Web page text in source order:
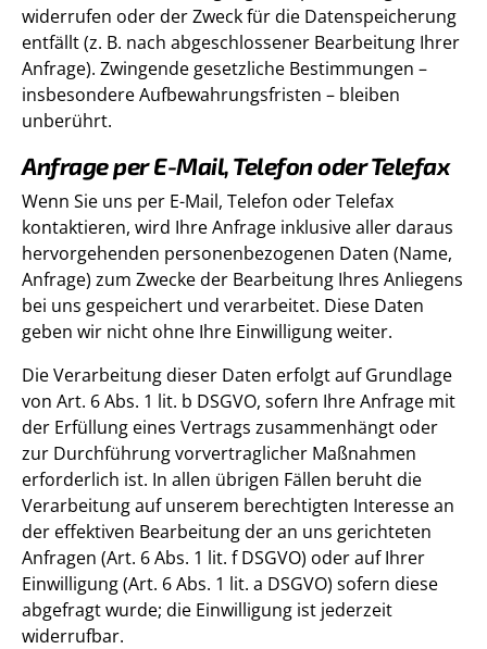
widerrufen oder der Zweck für die Datenspeicherung
entfällt (z. B. nach abgeschlossener Bearbeitung Ihrer
Anfrage). Zwingende gesetzliche Bestimmungen –
insbesondere Aufbewahrungsfristen – bleiben
unberührt.
Anfrage per E-Mail, Telefon oder Telefax
Wenn Sie uns per E-Mail, Telefon oder Telefax
kontaktieren, wird Ihre Anfrage inklusive aller daraus
hervorgehenden personenbezogenen Daten (Name,
Anfrage) zum Zwecke der Bearbeitung Ihres Anliegens
bei uns gespeichert und verarbeitet. Diese Daten
geben wir nicht ohne Ihre Einwilligung weiter.
Die Verarbeitung dieser Daten erfolgt auf Grundlage
von Art. 6 Abs. 1 lit. b DSGVO, sofern Ihre Anfrage mit
der Erfüllung eines Vertrags zusammenhängt oder
zur Durchführung vorvertraglicher Maßnahmen
erforderlich ist. In allen übrigen Fällen beruht die
Verarbeitung auf unserem berechtigten Interesse an
der effektiven Bearbeitung der an uns gerichteten
Anfragen (Art. 6 Abs. 1 lit. f DSGVO) oder auf Ihrer
Einwilligung (Art. 6 Abs. 1 lit. a DSGVO) sofern diese
abgefragt wurde; die Einwilligung ist jederzeit
widerrufbar.